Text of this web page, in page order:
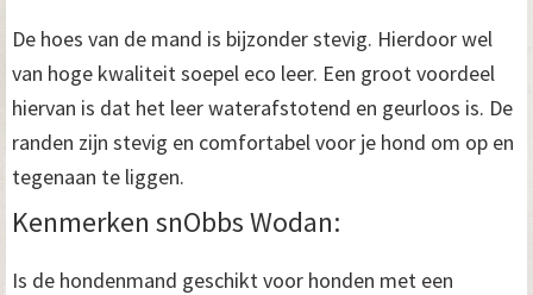
De hoes van de mand is bijzonder stevig. Hierdoor wel
van hoge kwaliteit soepel eco leer. Een groot voordeel
hiervan is dat het leer waterafstotend en geurloos is. De
randen zijn stevig en comfortabel voor je hond om op en
tegenaan te liggen.
Kenmerken snObbs Wodan:
Is de hondenmand geschikt voor honden met een